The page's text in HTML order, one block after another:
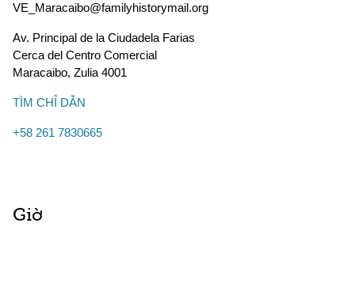
VE_Maracaibo@familyhistorymail.org
Av. Principal de la Ciudadela Farias
Cerca del Centro Comercial
Maracaibo, Zulia 4001
TÌM CHỈ DẪN
+58 261 7830665
Giờ